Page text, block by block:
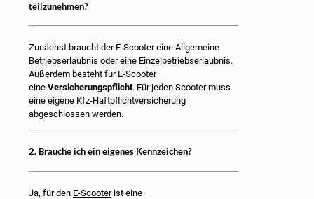
teilzunehmen?
Zunächst braucht der E-Scooter eine Allgemeine
Betriebserlaubnis oder eine Einzelbetriebserlaubnis.
Außerdem besteht für E-Scooter
eine Versicherungspflicht. Für jeden Scooter muss
eine eigene Kfz-Haftpflichtversicherung
abgeschlossen werden.
2. Brauche ich ein eigenes Kennzeichen?
Ja, für den E-Scooterist eine